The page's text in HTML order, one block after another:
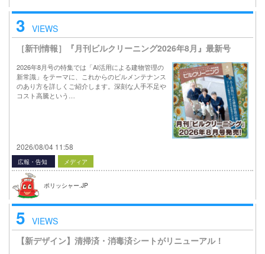
3 VIEWS
［新刊情報］『月刊ビルクリーニング2026年8月』最新号
2026年8月号の特集では「AI活用による建物管理の
新常識」をテーマに、これからのビルメンテナンス
のあり方を詳しくご紹介します。深刻な人手不足や
コスト高騰という…
2026/08/04 11:58
広報・告知 メディア
ポリッシャー.JP
5 VIEWS
【新デザイン】清掃済・消毒済シートがリニューアル！